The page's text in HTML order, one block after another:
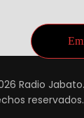
Radio
reservados.